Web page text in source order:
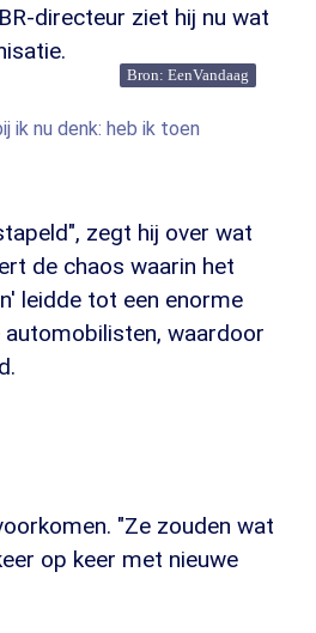
directeur ziet hij nu wat
Bron: EenVandaag
ik nu denk: heb ik toen
zegt hij over wat
de chaos waarin het
leidde tot een enorme
waardoor
"Ze zouden wat
op keer met nieuwe